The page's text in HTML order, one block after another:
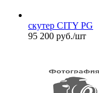
скутер CITY PG
95 200 руб./шт